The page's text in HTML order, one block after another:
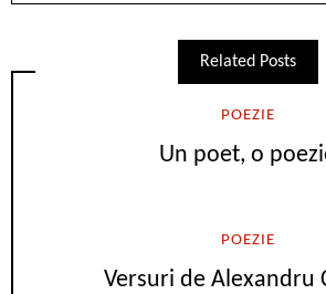
Related Posts
POEZIE
Un poet, o
POEZIE
Versuri de Alexandru